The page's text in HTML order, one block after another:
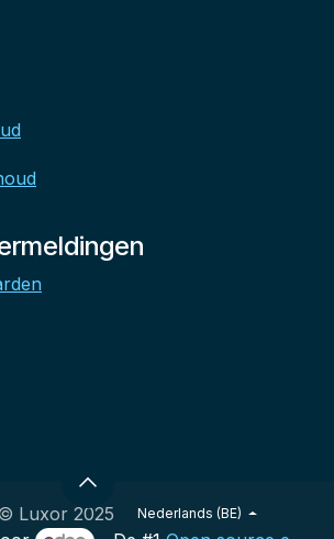
Luxor 2025 Nederlands (BE)